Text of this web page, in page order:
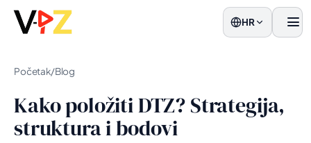
HR
Početak/Blog
Kako položiti DTZ? Strategija,
struktura i bodovi